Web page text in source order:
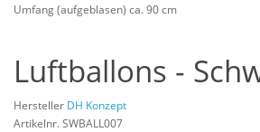
Umfang (aufgeblasen) ca. 90 cm
Luftballons -
Hersteller DH Konzept
Artikelnr. SWBALL007